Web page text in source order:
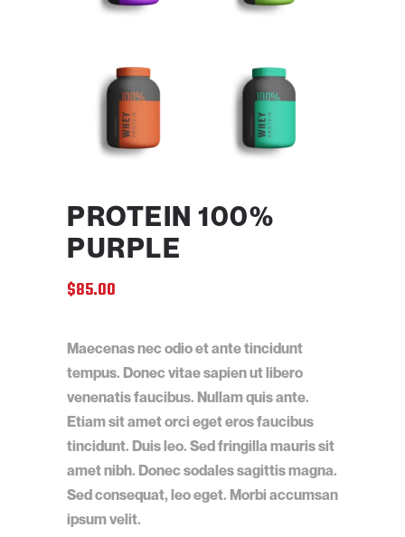
PROTEIN 100%
PURPLE
$85.00
Maecenas nec odio et ante tincidunt
tempus. Donec vitae sapien ut libero
venenatis faucibus. Nullam quis ante.
Etiam sit amet orci eget eros faucibus
tincidunt. Duis leo. Sed fringilla mauris sit
amet nibh. Donec sodales sagittis magna.
Sed consequat, leo eget. Morbi accumsan
ipsum velit.